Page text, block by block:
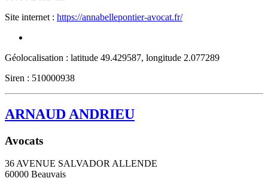
Site internet : https://annabellepontier-avocat.fr/
Géolocalisation : latitude 49.429587, longitude 2.077289
Siren : 510000938
ARNAUD ANDRIEU
Avocats
36 AVENUE SALVADOR ALLENDE
60000 Beauvais